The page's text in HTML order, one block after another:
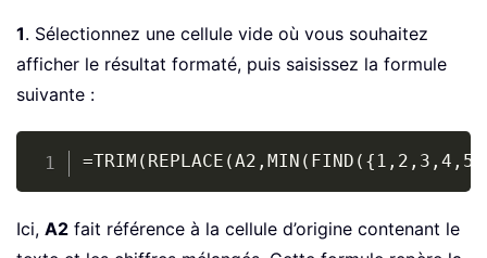
1. Sélectionnez une cellule vide où vous souhaitez
afficher le résultat formaté, puis saisissez la formule
suivante :
Copy
Ici, A2 fait référence à la cellule d’origine contenant le